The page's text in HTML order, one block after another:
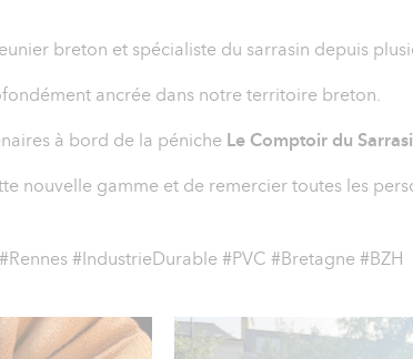
breton et spécialiste du sarrasin depuis
ancrée dans notre territoire breton.
à bord de la péniche Le Comptoir du
nouvelle gamme et de remercier toutes les
#IndustrieDurable #PVC #Bretagne #BZH